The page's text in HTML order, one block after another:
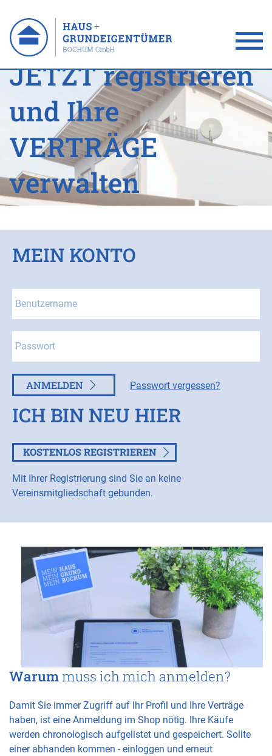
JETZTregistrieren
und Ihre
VERTRÄGE
verwalten
MEIN KONTO
ANMELDEN Passwort vergessen?
ICH BIN NEU HIER
KOSTENLOS REGISTRIEREN
Mit Ihrer Registrierung sind Sie an keine
Vereinsmitgliedschaft gebunden.
Warum muss ich mich anmelden?
Damit Sie immer Zugriff auf Ihr Profil und Ihre Verträge
haben, ist eine Anmeldung im Shop nötig. Ihre Käufe
werden chronologisch aufgelistet und gespeichert. Sollte
einer abhanden kommen - einloggen und erneut